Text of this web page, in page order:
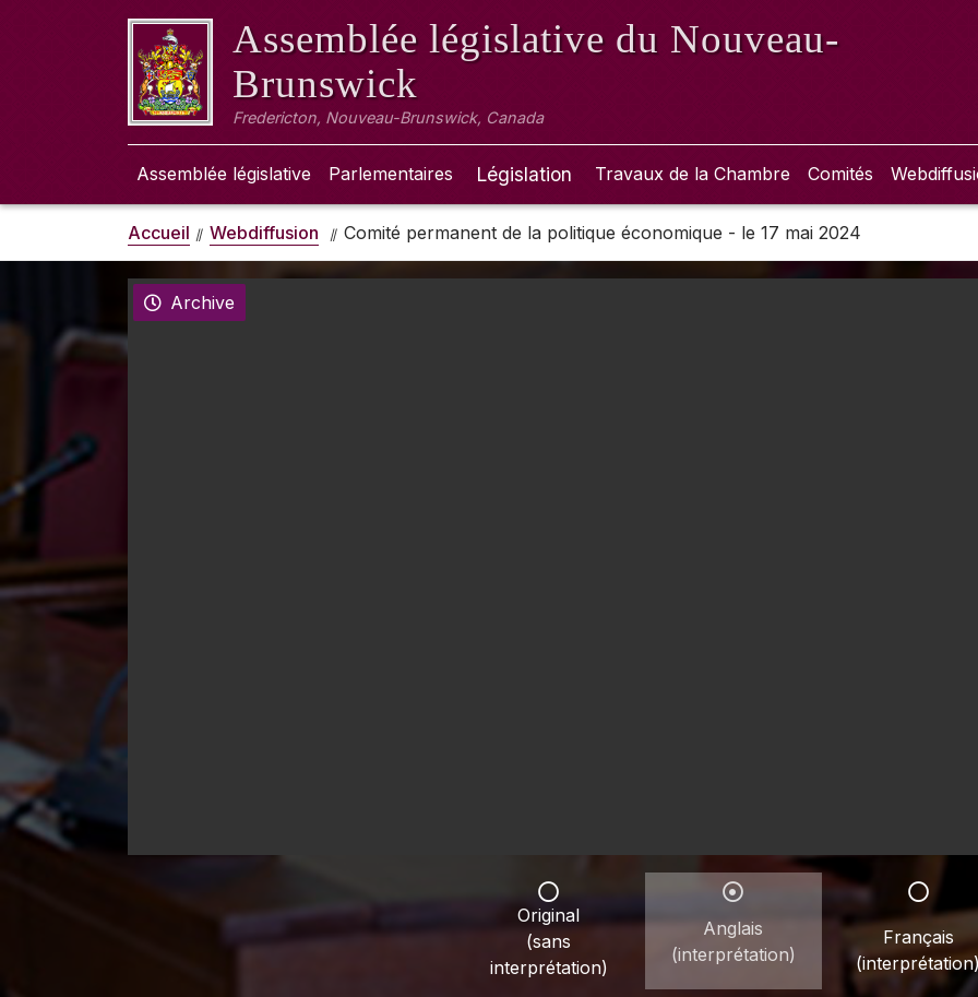
Assemblée législative du Nouveau-
Brunswick
Fredericton, Nouveau-Brunswick, Canada
Assemblée législative Parlementaires Législation Travaux de la Chambre Comités
Accueil Webdiffusion Comité permanent de la politique économique - le 17 mai 2024
Archive
Original
(sans
interprétation)
Anglais
(interprétation)
Français